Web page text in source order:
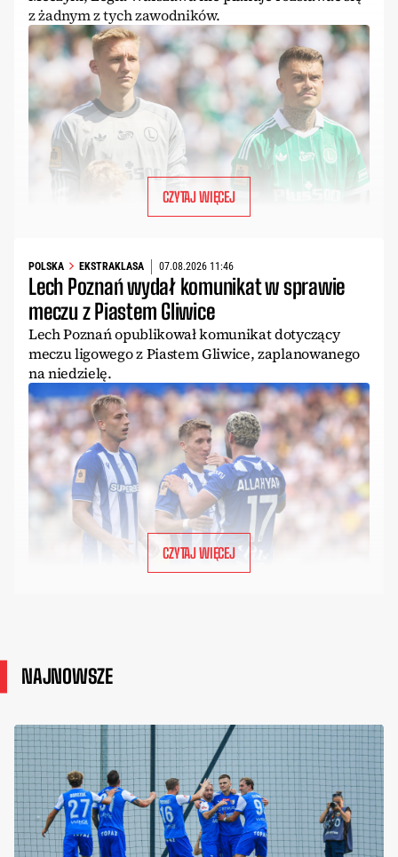
z żadnym z tych zawodników.
CZYTAJ WIĘCEJ
POLSKA EKSTRAKLASA 07.08.2026 11:46
Lech Poznań wydał komunikat w sprawie
meczu z Piastem Gliwice
Lech Poznań opublikował komunikat dotyczący
meczu ligowego z Piastem Gliwice, zaplanowanego
na niedzielę.
CZYTAJ WIĘCEJ
NAJNOWSZE